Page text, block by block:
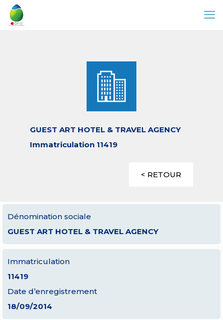
GUEST ART HOTEL & TRAVEL AGENCY
Immatriculation 11419
< RETOUR
Dénomination sociale
GUEST ART HOTEL & TRAVEL AGENCY
Immatriculation
11419
Date d’enregistrement
18/09/2014